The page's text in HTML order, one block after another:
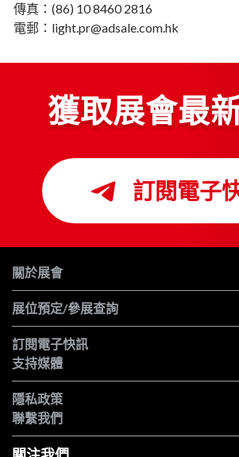
傳真：(86) 10 8460 2816
電郵：light.pr@adsale.com.hk
獲取展會最
訂閱電子
關於展會
展位預定/參展查詢
訂閱電子快訊
支持媒體
隱私政策
聯繫我們